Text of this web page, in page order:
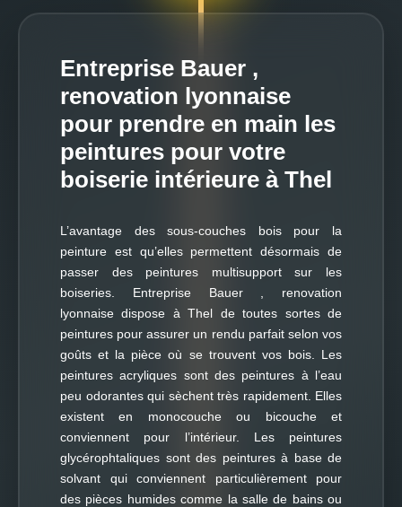
Entreprise Bauer ,
renovation lyonnaise
pour prendre en main les
peintures pour votre
boiserie intérieure à Thel
L’avantage des sous-couches bois pour la
peinture est qu’elles permettent désormais de
passer des peintures multisupport sur les
boiseries. Entreprise Bauer , renovation
lyonnaise dispose à Thel de toutes sortes de
peintures pour assurer un rendu parfait selon vos
goûts et la pièce où se trouvent vos bois. Les
peintures acryliques sont des peintures à l’eau
peu odorantes qui sèchent très rapidement. Elles
existent en monocouche ou bicouche et
conviennent pour l’intérieur. Les peintures
glycérophtaliques sont des peintures à base de
solvant qui conviennent particulièrement pour
des pièces humides comme la salle de bains ou